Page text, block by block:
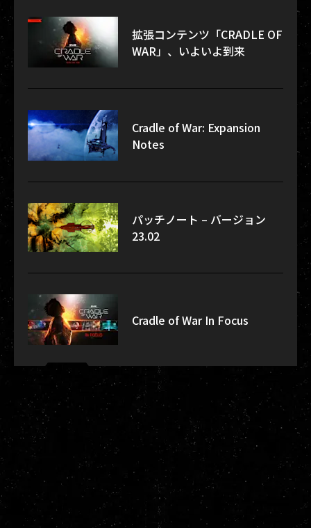
拡張コンテンツ「CRADLE OF
WAR」、いよいよ到来
Cradle of War: Expansion
Notes
パッチノート – バージョン
23.02
Cradle of War In Focus